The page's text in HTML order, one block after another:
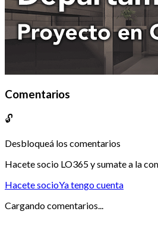
Comentarios
🔓
Desbloqueá los comentarios
Hacete socio LO365 y sumate a la
Hacete socioYa tengo cuenta
Cargando comentarios...